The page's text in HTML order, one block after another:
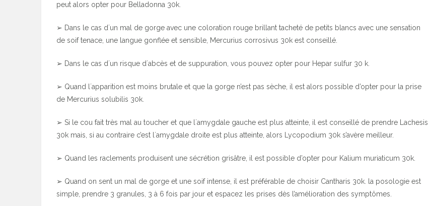
peut alors opter pour Belladonna 30k.
➢ Dans le cas d´un mal de gorge avec une coloration rouge brillant tacheté de petits blancs avec une sensation
de soif tenace, une langue gonflée et sensible, Mercurius corrosivus 30k est conseillé.
➢ Dans le cas d´un risque d´abcès et de suppuration, vous pouvez opter pour Hepar sulfur 30 k.
➢ Quand l´apparition est moins brutale et que la gorge n’est pas sèche, il est alors possible d’opter pour la prise
de Mercurius solubilis 30k.
➢ Si le cou fait très mal au toucher et que l´amygdale gauche est plus atteinte, il est conseillé de prendre Lachesis
30k mais, si au contraire c’est l´amygdale droite est plus atteinte, alors Lycopodium 30k s’avère meilleur.
➢ Quand les raclements produisent une sécrétion grisâtre, il est possible d’opter pour Kalium muriaticum 30k.
➢ Quand on sent un mal de gorge et une soif intense, il est préférable de choisir Cantharis 30k. la posologie est
simple, prendre 3 granules, 3 à 6 fois par jour et espacez les prises dès l’amélioration des symptômes.